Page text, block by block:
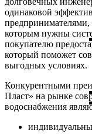
одинаковой
которым нужны
покупателю
который поможет
выгодных условиях.
Конкурентными
Пласт» на рынке
водоснабжения